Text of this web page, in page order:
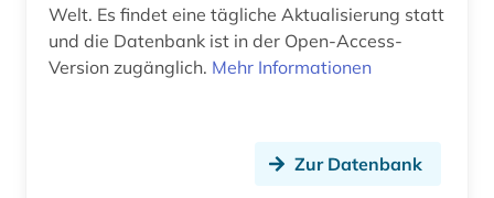
Welt. Es findet eine tägliche Aktualisierung statt
und die Datenbank ist in der Open-Access-
Version zugänglich. Mehr Informationen
Zur Datenbank